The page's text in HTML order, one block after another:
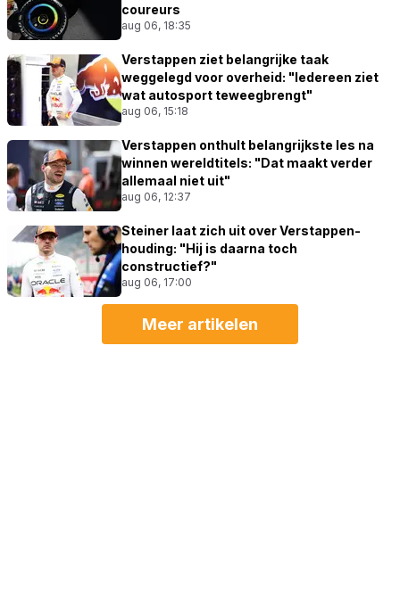
coureurs
aug 06, 18:35
Verstappen ziet belangrijke taak
weggelegd voor overheid: "Iedereen ziet
wat autosport teweegbrengt"
aug 06, 15:18
Verstappen onthult belangrijkste les na
winnen wereldtitels: "Dat maakt verder
allemaal niet uit"
aug 06, 12:37
Steiner laat zich uit over Verstappen-
houding: "Hij is daarna toch
constructief?"
aug 06, 17:00
Meer artikelen